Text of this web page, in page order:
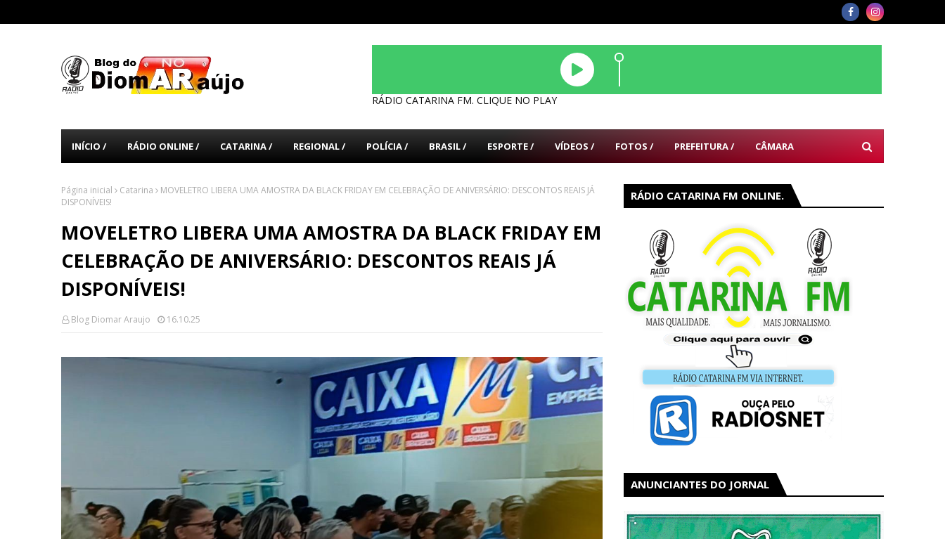
RÁDIO CATARINA FM. CLIQUE NO PLAY
INÍCIO / RÁDIO ONLINE / CATARINA / REGIONAL / POLÍCIA / BRASIL / ESPORTE / VÍDEOS / FOTOS / PREFEITURA / CÂMARA
Página inicial Catarina
MOVELETRO LIBERA UMA AMOSTRA DA BLACK FRIDAY EM CELEBRAÇÃO DE ANIVERSÁRIO: DESCONTOS REAIS JÁ
DISPONÍVEIS!
MOVELETRO LIBERA UMA AMOSTRA DA BLACK FRIDAY EM
CELEBRAÇÃO DE ANIVERSÁRIO: DESCONTOS REAIS JÁ
DISPONÍVEIS!
Blog Diomar Araujo 16.10.25
RÁDIO CATARINA FM ONLINE.
ANUNCIANTES DO JORNAL